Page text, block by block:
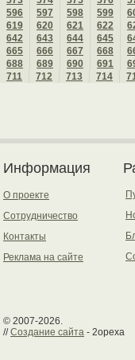
596
597 598 599
619
620 621 622
642
643 644 645
665
666 667 668
688
689 690 691
711
712 713 714
Информация
О проекте
Сотрудничество
Контакты
Реклама на сайте
© 2007-2026.
//Создание сайта - 2opexa